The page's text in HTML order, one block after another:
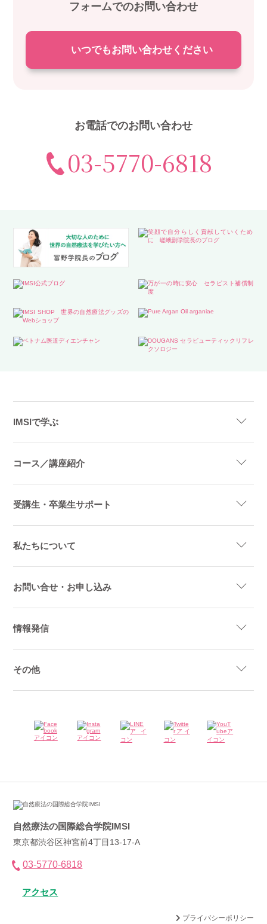
フォームでのお問い合わせ
いつでもお問い合わせください
お電話でのお問い合わせ
03-5770-6818
IMSIで学ぶ
コース／講座紹介
受講生・卒業生サポート
私たちについて
お問い合せ・お申し込み
情報発信
その他
自然療法の国際総合学院IMSI
東京都渋谷区神宮前4丁目13-17-A
03-5770-6818
アクセス
プライバシーポリシー